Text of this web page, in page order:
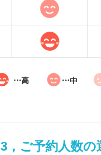
3，ご予約人数の